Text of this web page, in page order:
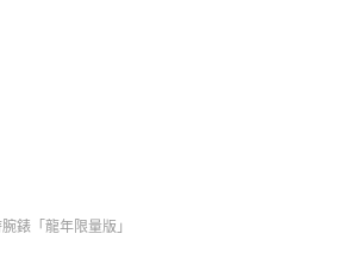
錶「龍年限量版」